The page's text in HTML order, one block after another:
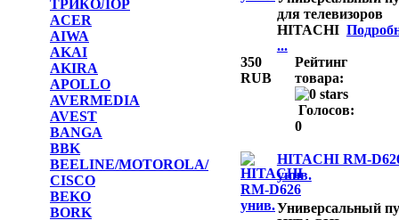
ТРИКОЛОР
ACER
AIWA
AKAI
AKIRA
APOLLO
AVERMEDIA
AVEST
BANGA
BBK
BEELINE/MOTOROLA/
CISCO
BEKO
BORK
для телевизоров
HITACHI
...
350
RUB
Рейтинг
товара:
Голосов:
0
HITACHI RM-
унив.
Универсальный